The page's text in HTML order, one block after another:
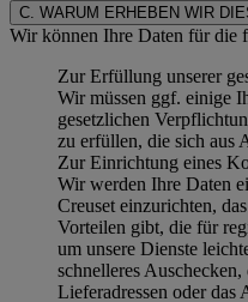
C. WARUM ERHEBEN WIR
Wir können Ihre Daten für die
Zur Erfüllung unserer
Wir müssen ggf. einige
gesetzlichen
zu erfüllen, die sich aus
Zur Einrichtung eines
Wir werden Ihre Daten
Creuset einzurichten,
Vorteilen gibt, die für
um unsere Dienste
schnelleres
Lieferadressen oder